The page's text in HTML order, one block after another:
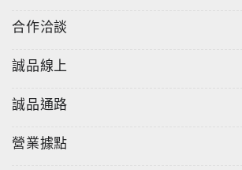
合作洽談
誠品線上
誠品通路
營業據點